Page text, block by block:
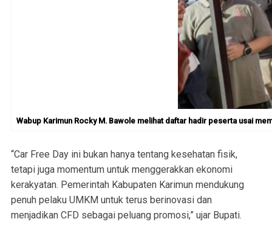
Wabup Karimun Rocky M. Bawole melihat daftar hadir peserta usai
“Car Free Day ini bukan hanya tentang kesehatan fisik,
tetapi juga momentum untuk menggerakkan ekonomi
kerakyatan. Pemerintah Kabupaten Karimun mendukung
penuh pelaku UMKM untuk terus berinovasi dan
menjadikan CFD sebagai peluang promosi,” ujar Bupati.